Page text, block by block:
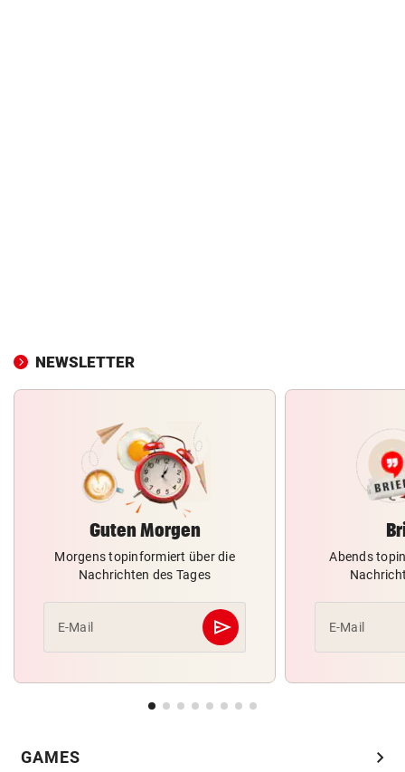
NEWSLETTER
Guten Morgen
Morgens topinformiert über die
Nachrichten des Tages
E-Mail send
Abschicken
Abends
E-Mail
GAMES chevron_right